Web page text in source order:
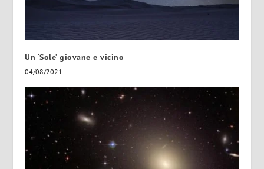
Un ‘Sole’ giovane e vicino
04/08/2021